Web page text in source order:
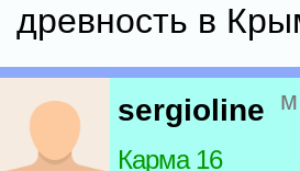
древность в
sergioline м
Карма 16